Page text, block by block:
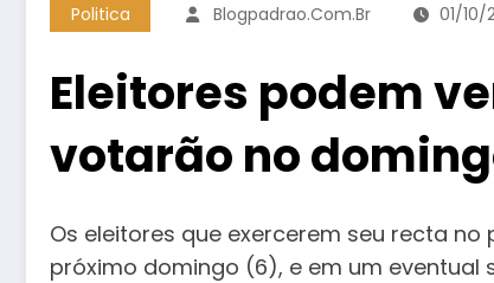
Politica Blogpadrao.com.br 01/10/
Eleitores podem
votarão no
Os eleitores que exercerem seu recta
próximo domingo (6), e em um eventual